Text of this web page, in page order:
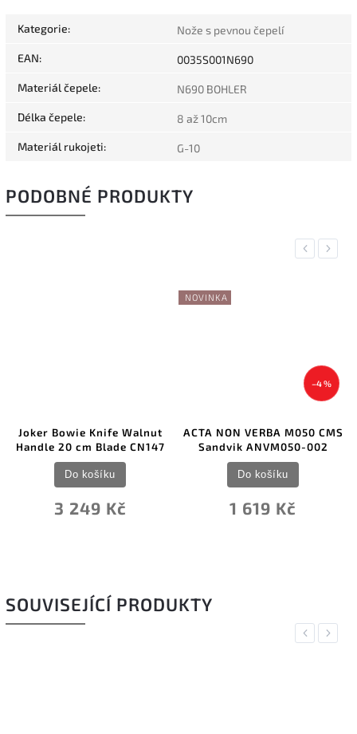
Kategorie: Nože s pevnou čepelí
EAN: 0035S001N690
Materiál čepele: N690 BOHLER
Délka čepele: 8 až 10cm
Materiál rukojeti: G-10
PODOBNÉ PRODUKTY
Previous
Joker Bowie Knife Walnut
Handle 20 cm Blade CN147
3 249 Kč
Do košíku
NOVINKA
–4 %
ACTA NON VERBA M050 CMS
Sandvik ANVM050-002
1 619 Kč
Do košíku
Next
SOUVISEJÍCÍ PRODUKTY
Previous
Next